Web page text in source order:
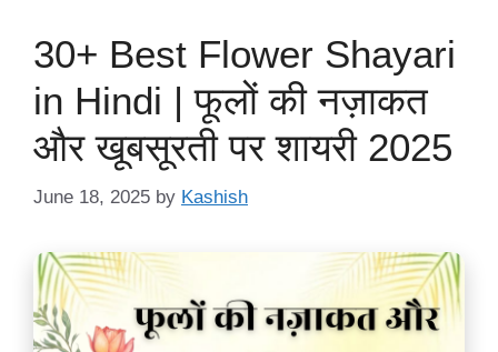
30+ Best Flower Shayari
in Hindi | फूलों की नज़ाकत
और खूबसूरती पर शायरी 2025
June 18, 2025 by Kashish